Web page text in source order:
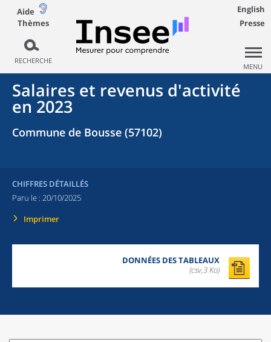
Aide
Thèmes
RECHERCHE
English
Presse
MENU
Salaires et revenus d'activité
en 2023
Commune de Bousse (57102)
CHIFFRES DÉTAILLÉS
Paru le : 20/10/2025
Imprimer
DONNÉES DES TABLEAUX
(csv,3 Ko)